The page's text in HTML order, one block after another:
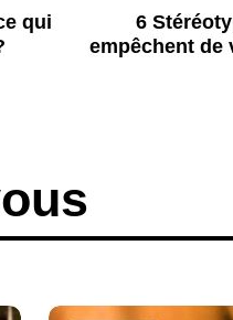
qui
6
empêchent de